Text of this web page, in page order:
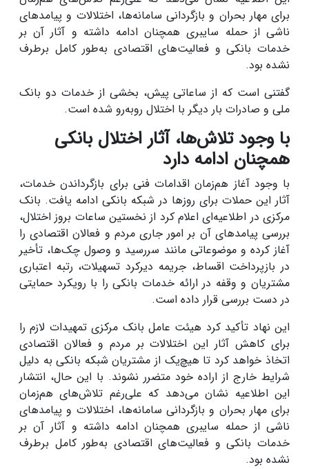
برای مهار بحران و بازگردانی سامانه‌ها، اختلالات و پیامدهای
ناشی از حمله سایبری همچنان ادامه داشته و آثار آن بر
خدمات بانکی و فعالیت‌های اقتصادی به‌طور کامل برطرف
نشده بود.
گفتنی است که از ساعاتی پیش، بخشی از خدمات دو بانک
ملی و صادرات بار دیگر با اختلال روبه‌رو شده است.
با وجود تلاش‌ها، آثار اختلال بانکی
همچنان ادامه دارد
با وجود آغاز هم‌زمان اقدامات فنی برای بازگرداندن خدمات،
آثار این حملات برای روزها در شبکه بانکی ادامه یافت. بانک
مرکزی در اطلاعیه‌ای اعلام کرد از نخستین ساعات بروز اختلال،
بررسی پیامدهای آن بر امور جاری مردم و فعالان اقتصادی را
آغاز کرده و موضوعاتی مانند سررسید و وصول چک‌ها، تأخیر
در بازپرداخت اقساط، جریمه دیرکرد تسهیلات، رتبه اعتباری
مشتریان و وقفه در ارائه خدمات بانکی را با رویکرد حمایتی
در دست بررسی قرار داده است.
این نهاد تأکید کرد هیئت عامل بانک مرکزی تمهیدات لازم را
برای کاهش آثار این اختلالات بر مردم و فعالان اقتصادی
اتخاذ خواهد کرد تا هیچ‌یک از مشتریان شبکه بانکی به دلیل
شرایط خارج از اراده خود متضرر نشوند. با این حال، انتشار
این اطلاعیه نشان می‌دهد که علی‌رغم تلاش‌های هم‌زمان
برای مهار بحران و بازگردانی سامانه‌ها، اختلالات و پیامدهای
ناشی از حمله سایبری همچنان ادامه داشته و آثار آن بر
خدمات بانکی و فعالیت‌های اقتصادی به‌طور کامل برطرف
نشده بود.